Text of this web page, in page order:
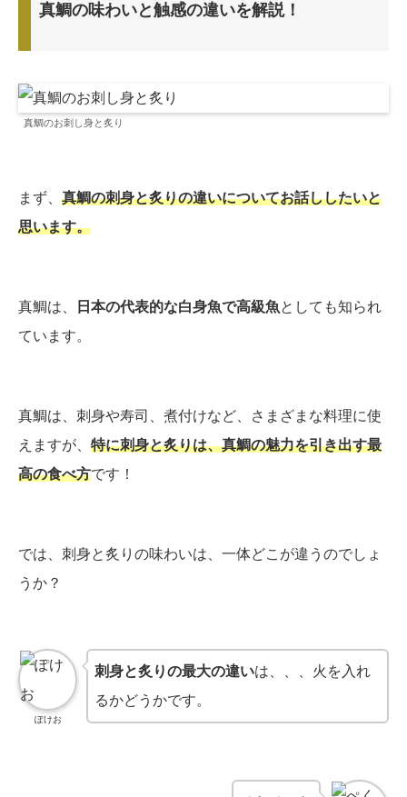
真鯛の味わいと触感の違いを解説！
真鯛のお刺し身と炙り
まず、 真鯛の刺身と炙りの違いについてお話ししたいと
思います。
真鯛は、 日本の代表的な白身魚で高級魚としても知られ
ています。
真鯛は、刺身や寿司、煮付けなど、さまざまな料理に使
えますが、 特に刺身と炙りは、真鯛の魅力を引き出す最
高の食べ方です！
では、刺身と炙りの味わいは、一体どこが違うのでしょ
うか？
ぽけお
刺身と炙りの最大の違いは、、、火を入れ
るかどうかです。